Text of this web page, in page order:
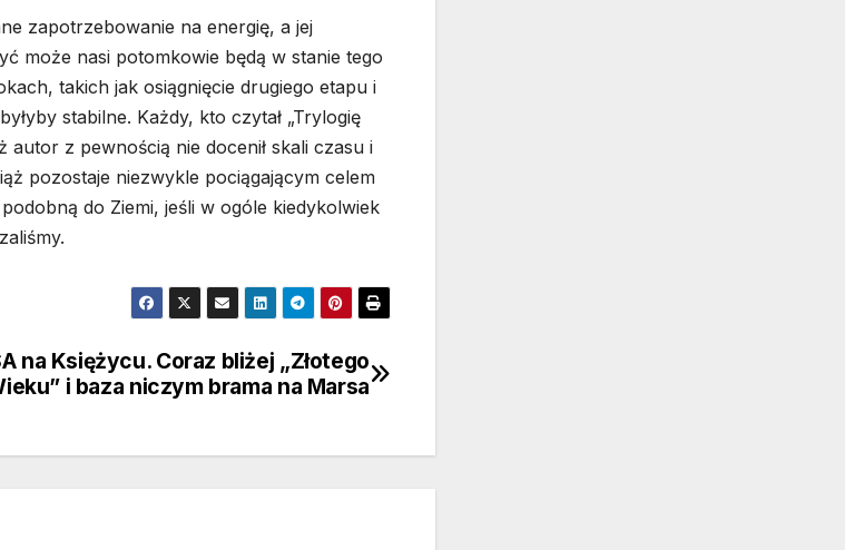
zapotrzebowanie na energię, a jej
może nasi potomkowie będą w stanie tego
takich jak osiągnięcie drugiego etapu i
stabilne. Każdy, kto czytał „Trylogię
autor z pewnością nie docenił skali czasu i
pozostaje niezwykle pociągającym celem
do Ziemi, jeśli w ogóle kiedykolwiek
na Księżycu. Coraz bliżej „Złotego
i baza niczym brama na Marsa